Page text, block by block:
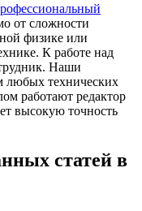
от сложности
физике или
К работе над
Наши
любых технических
работают редактор
высокую точность
статей в